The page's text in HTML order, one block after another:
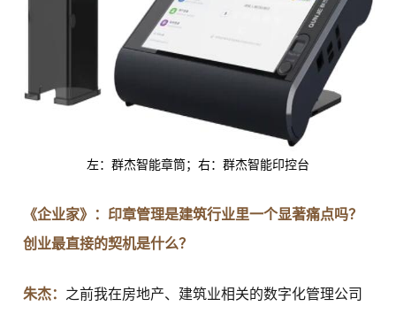
左：群杰智能章筒；右：群杰智能印控台
《企业家》：印章管理是建筑行业里一个显著痛点吗？
创业最直接的契机是什么？
朱杰： 之前我在房地产、建筑业相关的数字化管理公司